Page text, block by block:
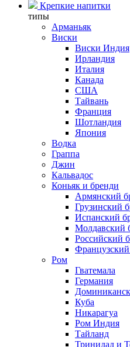
Крепкие напитки
типы
Арманьяк
Виски
Виски Индия
Ирландия
Италия
Канада
США
Тайвань
Франция
Шотландия
Япония
Водка
Граппа
Джин
Кальвадос
Коньяк и бренди
Армянский
Грузинский
Испанский
Молдавский
Российский
Французский
Ром
Гватемала
Германия
Куба
Никарагуа
Ром Индия
Тайланд
Тринидад и